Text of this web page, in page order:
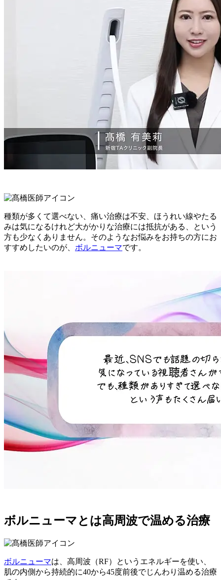
種類が多くて選べない、痛い治療は不安、ほうれい線やたる
みは気になるけれど大がかりな治療には抵抗がある、という
方も少なくありません。そのようなお悩みをお持ちの方にお
すすめしたいのが、 ボルニューマです。
ボルニューマとは高周波で温める治療
ボルニューマは、高周波（RF）というエネルギーを使い、
肌の内側から持続的に40から45度前後でじんわり温める治療